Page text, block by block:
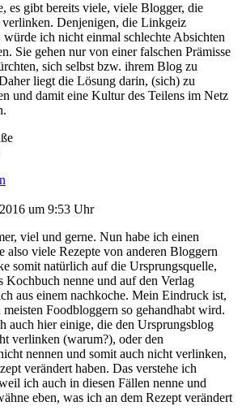
es gibt bereits viele, viele Blogger, die
Denjenigen, die Linkgeiz
würde ich nicht einmal schlechte Absichten
Sie gehen nur von einer falschen Prämisse
sich selbst bzw. ihrem Blog zu
liegt die Lösung darin, (sich) zu
und damit eine Kultur des Teilens im Netz
um 9:53 Uhr
viel und gerne. Nun habe ich einen
also viele Rezepte von anderen Bloggern
somit natürlich auf die Ursprungsquelle,
Kochbuch nenne und auf den Verlag
aus einem nachkoche. Mein Eindruck ist,
meisten Foodbloggern so gehandhabt wird.
auch hier einige, die den Ursprungsblog
verlinken (warum?), oder den
nennen und somit auch nicht verlinken,
verändert haben. Das verstehe ich
ich auch in diesen Fällen nenne und
eben, was ich an dem Rezept verändert